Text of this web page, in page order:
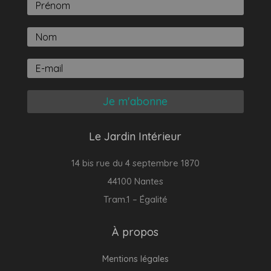
Je m'abonne
Le Jardin Intérieur
14 bis rue du 4 septembre 1870
44100 Nantes
Tram.1 – Égalité
À propos
Mentions légales